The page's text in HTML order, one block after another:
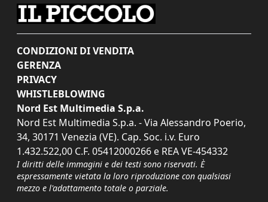
CONDIZIONI DI VENDITA
GERENZA
PRIVACY
WHISTLEBLOWING
Nord Est Multimedia S.p.a.
Nord Est Multimedia S.p.a. - Via Alessandro Poerio,
34, 30171 Venezia (VE). Cap. Soc. i.v. Euro
1.432.522,00 C.F. 05412000266 e REA VE-454332
I diritti delle immagini e dei testi sono riservati. È
espressamente vietata la loro riproduzione con qualsiasi
mezzo e l'adattamento totale o parziale.